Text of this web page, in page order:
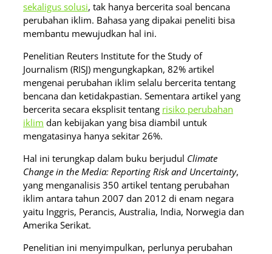
sekaligus solusi, tak hanya bercerita soal bencana
perubahan iklim. Bahasa yang dipakai peneliti bisa
membantu mewujudkan hal ini.
Penelitian Reuters Institute for the Study of
Journalism (RISJ) mengungkapkan, 82% artikel
mengenai perubahan iklim selalu bercerita tentang
bencana dan ketidakpastian. Sementara artikel yang
bercerita secara eksplisit tentang risiko perubahan
iklim dan kebijakan yang bisa diambil untuk
mengatasinya hanya sekitar 26%.
Hal ini terungkap dalam buku berjudul Climate
Change in the Media: Reporting Risk and Uncertainty,
yang menganalisis 350 artikel tentang perubahan
iklim antara tahun 2007 dan 2012 di enam negara
yaitu Inggris, Perancis, Australia, India, Norwegia dan
Amerika Serikat.
Penelitian ini menyimpulkan, perlunya perubahan